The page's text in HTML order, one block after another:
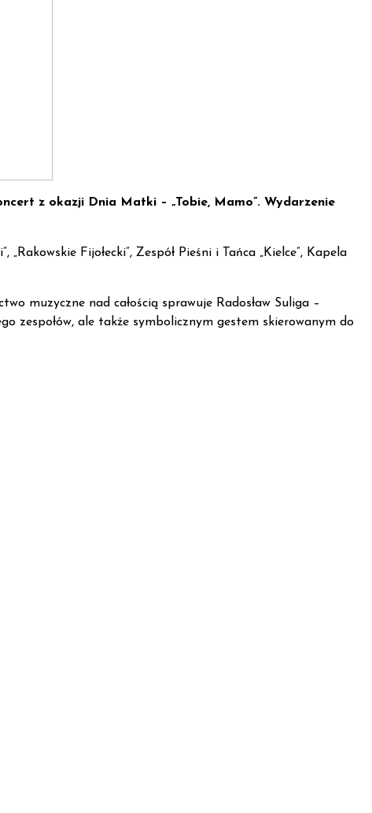
z okazji Dnia Matki – „Tobie, Mamo”. Wydarzenie
Fijołecki”, Zespół Pieśni i Tańca „Kielce”, Kapela
muzyczne nad całością sprawuje Radosław Suliga –
zespołów, ale także symbolicznym gestem skierowanym do